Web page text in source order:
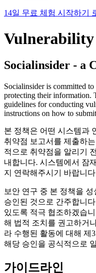
14일 무료 체험 시작하기
Vulnerability
Socialinsider - a
Socialinsider is committed
protecting their information.
guidelines for conducting
instructions on how to
본 정책은 어떤 시스템과
취약점 보고서를 제출하
적으로 취약점을 알리기
내합니다. 시스템에서 잠
지 연락해주시기 바랍니
보안 연구 중 본 정책을
승인된 것으로 간주합니
있도록 적극 협조하겠습
해 법적 조치를 권고하거
라 수행된 활동에 대해 제
해당 승인을 공식적으로
가이드라인